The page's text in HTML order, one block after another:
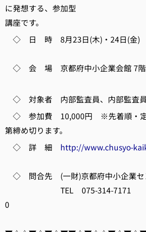
に発想する、参加型
講座です。
◇ 日 時 8月23日(木)・24日(金)
◇ 会 場 京都府中小企業会館 7
◇ 対象者 内部監査員、内部監査
◇ 参加費 10,000円 ※先着順・定
第締め切ります。
◇ 詳 細 http://www.chusyo-
◇ 問合先 (一財)京都府中小企業セ
TEL 075-314-7171 FAX
0